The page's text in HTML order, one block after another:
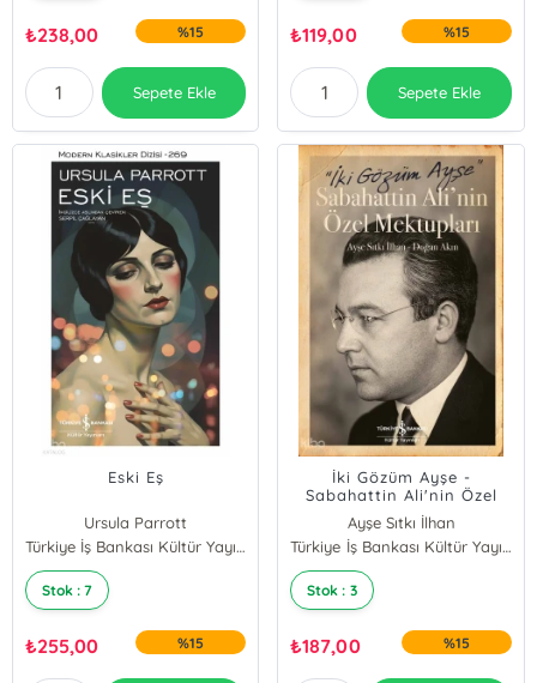
₺238,00 %15
Sepete Ekle
₺119,00 %15
Sepete Ekle
Eski Eş
Ursula Parrott
Türkiye İş Bankası Kültür Yayınları
Stok : 7
₺255,00 %15
İki Gözüm Ayşe -
Sabahattin Ali'nin Özel
Mektupları
Ayşe Sıtkı İlhan
Doğan Akın
Türkiye İş Bankası Kültür Yayınları
Stok : 3
₺187,00 %15